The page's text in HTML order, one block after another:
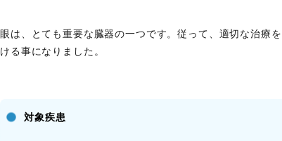
眼は、とても重要な臓器の一つです。従って、適切な治療
ける事になりました。
対象疾患